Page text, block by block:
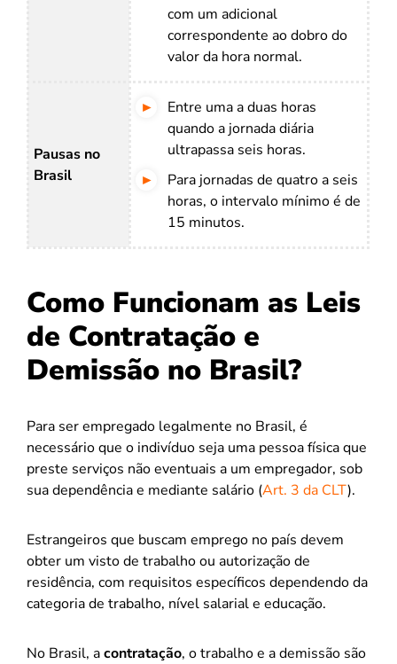
com um adicional
correspondente ao dobro do
valor da hora normal.
Pausas no
Brasil
Entre uma a duas horas
quando a jornada diária
ultrapassa seis horas.
Para jornadas de quatro a seis
horas, o intervalo mínimo é de
15 minutos.
Como Funcionam as Leis
de Contratação e
Demissão no Brasil?
Para ser empregado legalmente no Brasil, é
necessário que o indivíduo seja uma pessoa física que
preste serviços não eventuais a um empregador, sob
sua dependência e mediante salário (Art. 3 da CLT).
Estrangeiros que buscam emprego no país devem
obter um visto de trabalho ou autorização de
residência, com requisitos específicos dependendo da
categoria de trabalho, nível salarial e educação.
No Brasil, acontratação, o trabalho e a demissão são